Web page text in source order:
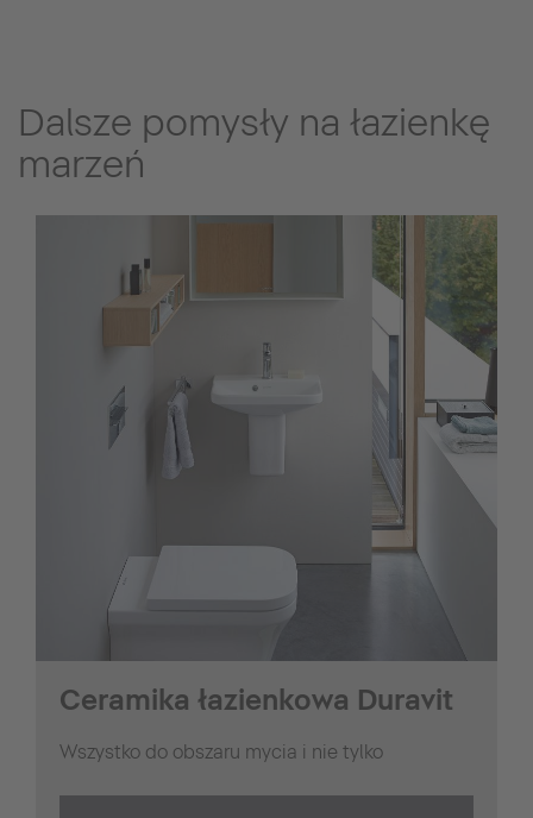
Dalsze pomysły na łazienkę
marzeń
Ceramika łazienkowa Duravit
Wszystko do obszaru mycia i nie tylko